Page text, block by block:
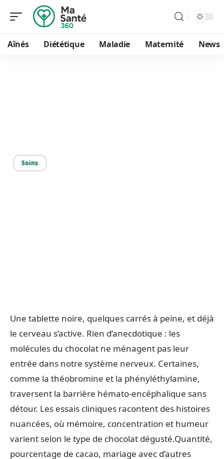
Aînés Diététique Maladie Maternité News
Soins
Une tablette noire, quelques carrés à peine, et déjà
le cerveau s’active. Rien d’anecdotique : les
molécules du chocolat ne ménagent pas leur
entrée dans notre système nerveux. Certaines,
comme la théobromine et la phényléthylamine,
traversent la barrière hémato-encéphalique sans
détour. Les essais cliniques racontent des histoires
nuancées, où mémoire, concentration et humeur
varient selon le type de chocolat dégusté.Quantité,
pourcentage de cacao, mariage avec d’autres